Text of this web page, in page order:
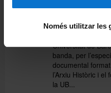
Només utilitzar les
la Universitat de Barcelona
Universitat de
banda, per
documental
l’Arxiu Històric i
la UB...